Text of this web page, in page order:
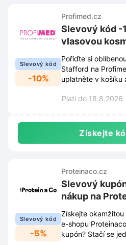
Slevový kód
-10%
Profimed.cz
Slevový kód -
vlasovou
na Profimed.cz
Pořiďte si
Stafford na
uplatněte v košíku
Platí do 18.8.2026
Získejte
Slevový kód
-5%
Proteinaco.cz
Slevový
nákup na
Získejte
e-shopu
kupón? Stačí se